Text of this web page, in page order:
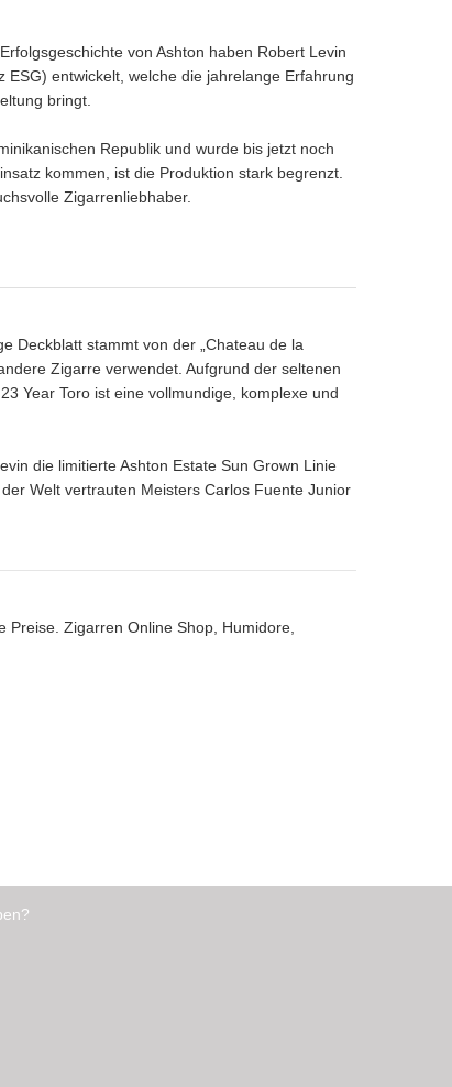
von Ashton haben Robert Levin
entwickelt, welche die jahrelange Erfahrung
bringt.
Republik und wurde bis jetzt noch
kommen, ist die Produktion stark begrenzt.
Zigarrenliebhaber.
Deckblatt stammt von der „Chateau de la
Zigarre verwendet. Aufgrund der seltenen
Year Toro ist eine vollmundige, komplexe und
die limitierte Ashton Estate Sun Grown Linie
Welt vertrauten Meisters Carlos Fuente Junior
Zigarren Online Shop, Humidore,